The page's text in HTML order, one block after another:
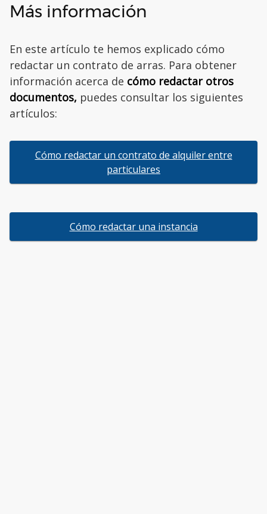
Más información
En este artículo te hemos explicado cómo
redactar un contrato de arras. Para obtener
información acerca de cómo redactar otros
documentos, puedes consultar los siguientes
artículos:
Cómo redactar un contrato de alquiler entre
particulares
Cómo redactar una instancia